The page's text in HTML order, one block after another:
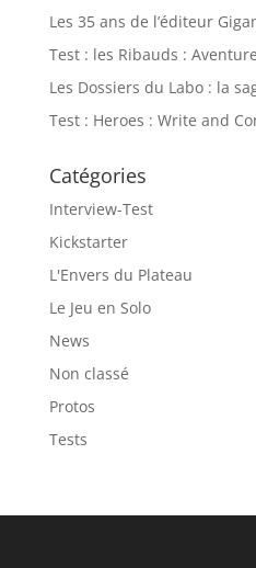
Les 35 ans de l’éditeur
Test : les Ribauds :
Les Dossiers du Labo : la
Test : Heroes : Write and
Catégories
Interview-Test
Kickstarter
L'Envers du Plateau
Le Jeu en Solo
News
Non classé
Protos
Tests